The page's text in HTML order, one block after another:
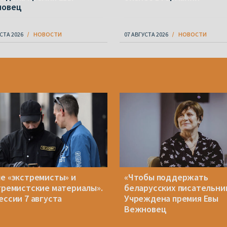
2026 НОВОСТИ 07 АВГУСТА 2026 НОВОСТИ
«экстремисты» и
материалы».
7 августа
«Чтобы поддержать
беларусских
Учреждена премия Евы
Вежновец